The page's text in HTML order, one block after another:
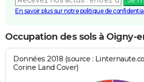
En savoir plus sur notre politique de
Occupation des sols à Oigny-
Données 2018 (source :
Corine Land Cover)